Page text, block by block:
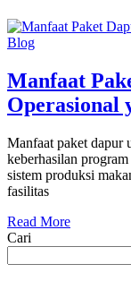
Blog
Manfaat
Operasional
Manfaat paket dapur
keberhasilan
sistem produksi
fasilitas
Read More
Cari